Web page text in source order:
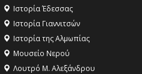
Ιστορία Έδεσσας
Ιστορία Γιαννιτσών
Ιστορία της Αλμωπίας
Μουσείο Νερού
Λουτρό Μ. Αλεξάνδρου